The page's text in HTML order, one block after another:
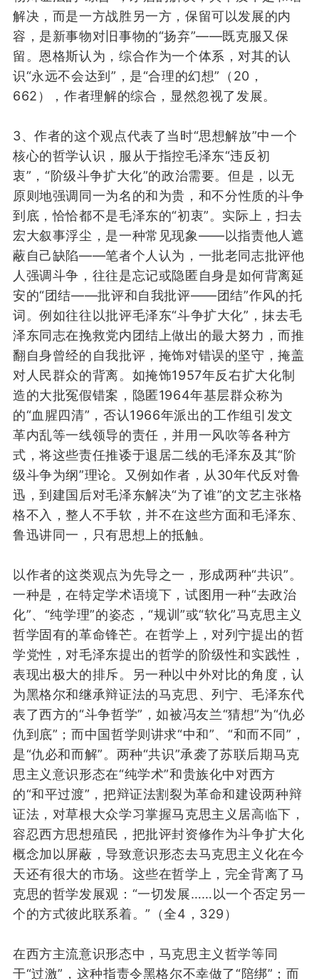
解决 ，而是一方战胜另一方， 保留可以发展的内
容， 是新事物对旧事物的“扬弃”——既克服又保
留 。 恩格斯认为，综合作为一个体系，对其的认
识“永远不会达到 ” ，是“合理的幻想” （20，
662 ） ，作者理解的综合， 显然忽视了发展。
3、作者的这个观点代表了当时“思想解放”中一个
核心的哲学认识， 服从于指控毛泽东“违反初
衷” ， “阶级斗争扩大化”的政治需要。但是， 以无
原则地强调 同一为名 的和为贵 ， 和不分性质的斗争
到底，恰恰都不是毛泽东的“初衷”。 实际上， 扫去
宏大叙事浮尘， 是一种常见现象——以指责他人 遮
蔽自己缺陷——笔者个人认为， 一批老同志批评他
人强调斗争， 往往是忘记或隐匿自身是如何背离延
安的“团结——批评和自我批评——团结”作风的托
词 。例如往往以批评毛泽东“斗争扩大化” ，抹去毛
泽东同志在挽救党内 团结 上做出的最大努力 ，而推
翻自身曾经的自我批评， 掩饰对错误的坚守，掩盖
对 人民群众的背离。 如掩饰1957年反右扩大化制
造的大批冤假错案 ， 隐匿1964年基层群众称为
的“血腥四清”， 否认1966年派出的工作组引发文
革内乱等一线领导的责任 ， 并用一风吹等各种方
式，将这些责任推诿于退居二线的毛泽东及其“阶
级斗争为纲”理论。 又例如作者， 从30年代反对鲁
迅，到建国后对毛泽东解决“为了谁”的文艺主张格
格不入，整人 不手软， 并不在这些方面和毛泽东、
鲁迅讲同一 ， 只有思想 上的抵触。
以作者的这类观点为先导之一 ， 形成两种“共识”。
一种是 ，在特定学术语境下，试图用一种“去政治
化”、“纯学理”的姿态 ，“规训”或“软化”马克思主义
哲学固有的革命锋芒。在哲学上， 对列宁提出的哲
学党性， 对毛泽东提出的哲学的阶级性和实践性 ，
表现出极大的排斥。 另一种以中外对比的角度 ， 认
为黑格尔和继承辩证法的马克思、列宁、毛泽东代
表了西方的“斗争哲学”，如被冯友兰“猜想”为“仇必
仇到底” ；而中国哲学则讲求“中和”、“和而不同” ，
是“仇必和而解”。 两种“共识”承袭了苏联后期马克
思主义意识形态在“纯学术”和贵族化中对西方
的“和平过渡” ， 把辩证法割裂为革命和建设两种辩
证法 ， 对草根大众学习掌握马克思主义 居高临下 ，
容忍西方思想殖民， 把批评封资修作为斗争扩大化
概念加以屏蔽 ，导致意识形态去马克思主义化在今
天还有很大的市场。 这些在哲学上，完全背离了马
克思的哲学发展观： “一切发展……以一个否定另一
个的方式彼此联系着。” （全4，329）
在西方主流意识形态中，马克思主义哲学等同
于“过激”，这种指责令黑格尔不幸做了“陪绑”；而